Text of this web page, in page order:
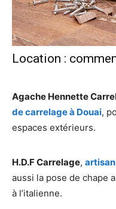
Location :
Agache Hennette
de carrelage à Douai,
espaces extérieurs.
H.D.F Carrelage,
aussi la pose de chape
à l’italienne.